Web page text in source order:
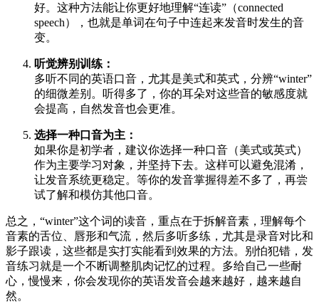
好。这种方法能让你更好地理解“连读”（connected
speech），也就是单词在句子中连起来发音时发生的音
变。
听觉辨别训练：
多听不同的英语口音，尤其是美式和英式，分辨“winter”
的细微差别。听得多了，你的耳朵对这些音的敏感度就
会提高，自然发音也会更准。
选择一种口音为主：
如果你是初学者，建议你选择一种口音（美式或英式）
作为主要学习对象，并坚持下去。这样可以避免混淆，
让发音系统更稳定。等你的发音掌握得差不多了，再尝
试了解和模仿其他口音。
总之，“winter”这个词的读音，重点在于拆解音素，理解每个
音素的舌位、唇形和气流，然后多听多练，尤其是录音对比和
影子跟读，这些都是实打实能看到效果的方法。别怕犯错，发
音练习就是一个不断调整肌肉记忆的过程。多给自己一些耐
心，慢慢来，你会发现你的英语发音会越来越好，越来越自
然。